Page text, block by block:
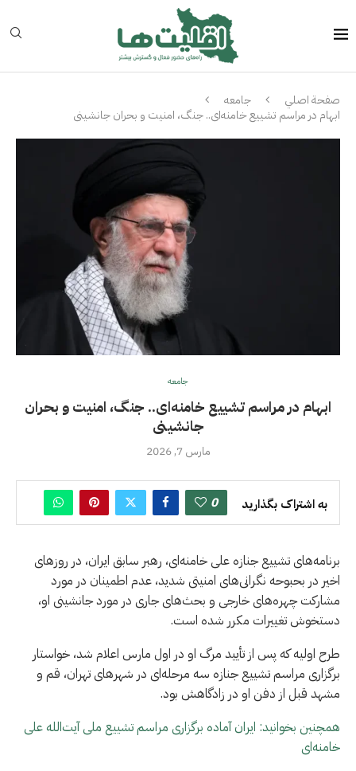
صفحة اصلي
جامعه
ابهام در مراسم تشییع خامنه‌ای.. جنگ، امنیت و بحران جانشینی
جامعه
ابهام در مراسم تشییع خامنه‌ای.. جنگ، امنیت و بحران
جانشینی
مارس 7, 2026
به اشتراک بگذارید 0
برنامه‌های تشییع جنازه علی خامنه‌ای، رهبر سابق ایران، در روزهای
اخیر در بحبوحه نگرانی‌های امنیتی شدید، عدم اطمینان در مورد
مشارکت چهره‌های خارجی و بحث‌های جاری در مورد جانشینی او،
دستخوش تغییرات مکرر شده است.
طرح اولیه که پس از تأیید مرگ او در اول مارس اعلام شد، خواستار
برگزاری مراسم تشییع جنازه سه مرحله‌ای در شهرهای تهران، قم و
مشهد قبل از دفن او در زادگاهش بود.
همچنین بخوانید: ایران آماده برگزاری مراسم تشییع ملی آیت‌الله علی
خامنه‌ای